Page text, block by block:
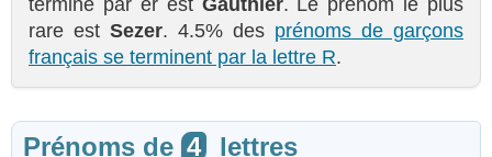
termine par er est Gauthier. Le prénom le plus
rare est Sezer. 4.5% des prénoms de garçons
français se terminent par la lettre R.
Prénoms de 4 lettres